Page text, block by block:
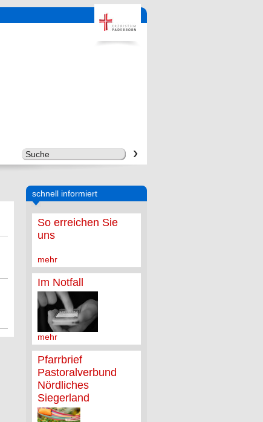
schnell informiert
So erreichen Sie
uns
mehr
Im Notfall
mehr
Pfarrbrief
Pastoralverbund
Nördliches
Siegerland